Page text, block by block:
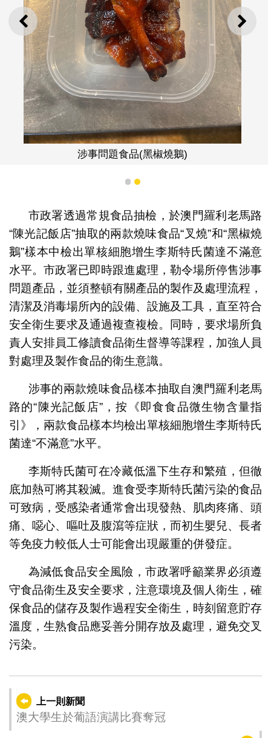
上一則 下一
涉事問題食品(黑椒燒鵝)
1 2
市政署透過常規食品抽檢，於澳門羅利老馬路
“陳光記飯店”抽取的兩款燒味食品“叉燒”和“黑椒燒
鵝”樣本中檢出單核細胞增生李斯特氏菌達不滿意
水平。市政署已即時跟進處理，勒令場所停售涉事
問題產品，並須整頓有關產品的製作及處理流程，
清潔及消毒場所內的設備、設施及工具，直至符合
安全衛生要求及通過複查複檢。同時，要求場所負
責人安排員工修讀食品衛生督導等課程，加強人員
對處理及製作食品的衛生意識。
涉事的兩款燒味食品樣本抽取自澳門羅利老馬
路的“陳光記飯店”，按《即食食品微生物含量指
引》，兩款食品樣本均檢出單核細胞增生李斯特氏
菌達“不滿意”水平。
李斯特氏菌可在冷藏低溫下生存和繁殖，但徹
底加熱可將其殺滅。進食受李斯特氏菌污染的食品
可致病，受感染者通常會出現發熱、肌肉疼痛、頭
痛、噁心、嘔吐及腹瀉等症狀，而初生嬰兒、長者
等免疫力較低人士可能會出現嚴重的併發症。
為減低食品安全風險，市政署呼籲業界必須遵
守食品衛生及安全要求，注意環境及個人衛生，確
保食品的儲存及製作過程安全衛生，時刻留意貯存
溫度，生熟食品應妥善分開存放及處理，避免交叉
污染。
上一則新聞
澳大學生於葡語演講比賽奪冠